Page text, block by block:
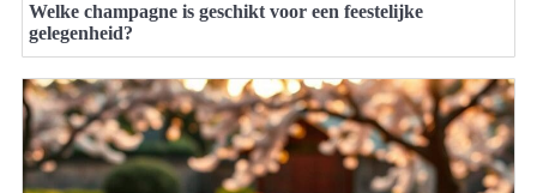
Welke champagne is geschikt voor een feestelijke
gelegenheid?